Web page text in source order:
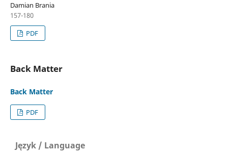
Damian Brania
157-180
PDF
Back Matter
Back Matter
PDF
Język / Language